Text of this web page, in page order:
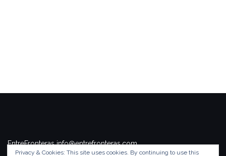
EntreFronteras info@entrefronteras.com
Privacy & Cookies: This site uses cookies. By continuing to use this